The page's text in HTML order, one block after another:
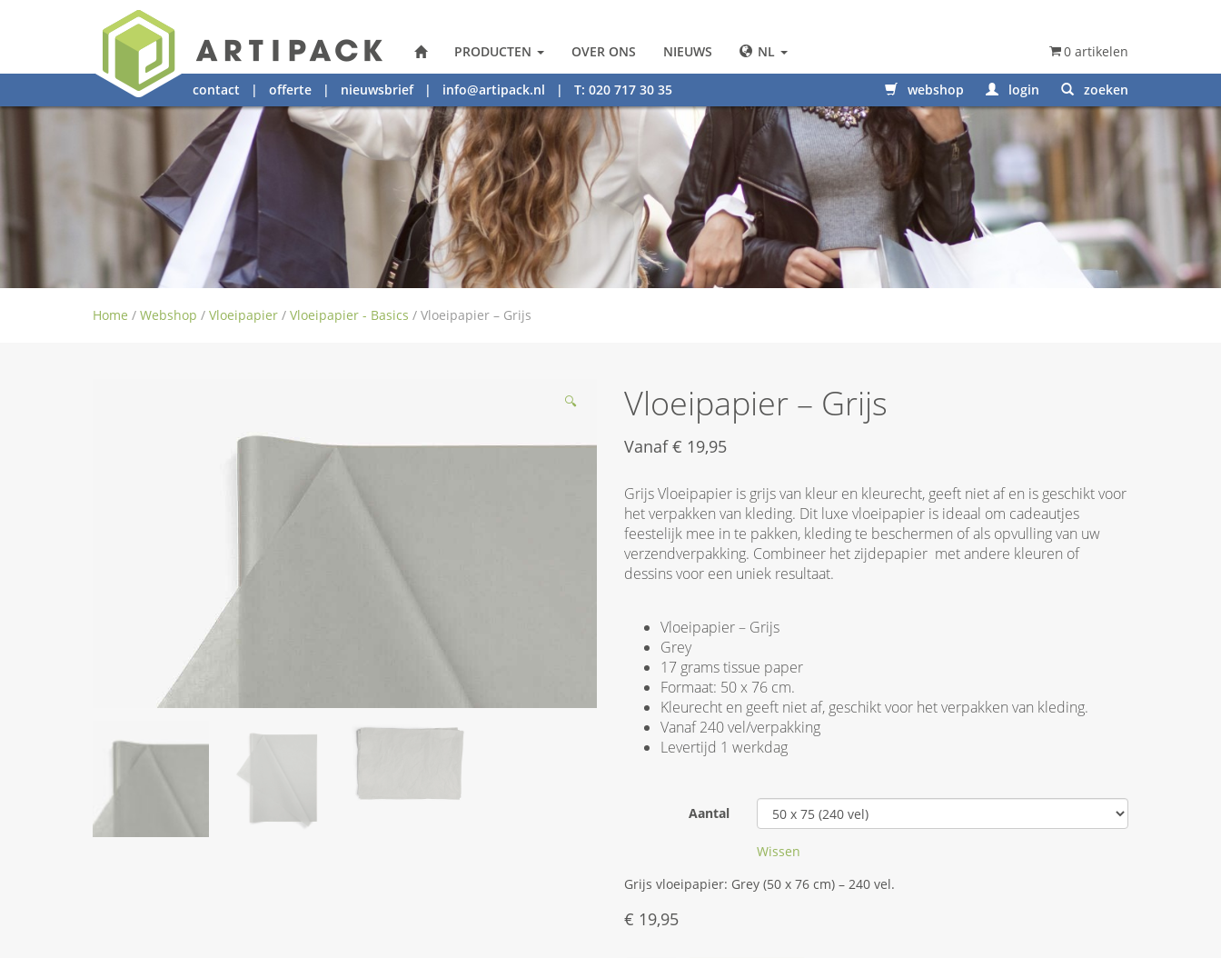
PRODUCTEN OVER ONS NIEUWS NL 0 artikelen
contact | offerte | nieuwsbrief| info@artipack.nl | T: 020 717 30 35 webshop login zoeken
Home / Webshop / Vloeipapier / Vloeipapier - Basics / Vloeipapier – Grijs
🔍 Vloeipapier – Grijs
Vanaf€ 19,95
Grijs Vloeipapier is grijs van kleur en kleurecht, geeft niet af en is geschikt voor
het verpakken van kleding. Dit luxe vloeipapier is ideaal om cadeautjes
feestelijk mee in te pakken, kleding te beschermen of als opvulling van uw
verzendverpakking. Combineer het zijdepapier met andere kleuren of
dessins voor een uniek resultaat.
Vloeipapier – Grijs
Grey
17 grams tissue paper
Formaat: 50 x 76 cm.
Kleurecht en geeft niet af, geschikt voor het verpakken van kleding.
Vanaf 240 vel/verpakking
Levertijd 1 werkdag
Aantal
Wissen
Grijs vloeipapier: Grey (50 x 76 cm) – 240 vel.
€ 19,95